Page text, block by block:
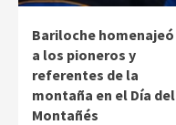
Bariloche homenajeó
a los pioneros y
referentes de la
montaña en el Día del
Montañés